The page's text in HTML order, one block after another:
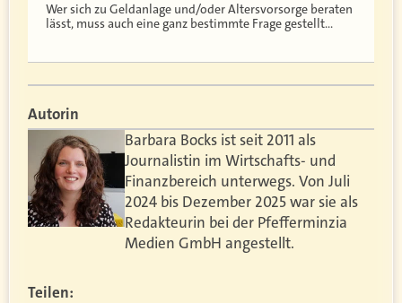
Wer sich zu Geldanlage und/oder Altersvorsorge beraten
lässt, muss auch eine ganz bestimmte Frage gestellt…
Autorin
Barbara Bocks ist seit 2011 als
Journalistin im Wirtschafts- und
Finanzbereich unterwegs. Von Juli
2024 bis Dezember 2025 war sie als
Redakteurin bei der Pfefferminzia
Medien GmbH angestellt.
Teilen: